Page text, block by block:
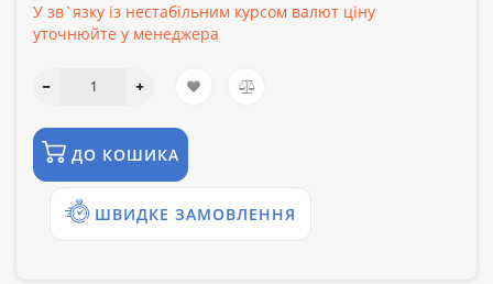
У зв`язку із нестабільним курсом валют ціну
уточнюйте у менеджера
ДО КОШИКА
ШВИДКЕ ЗАМОВЛЕННЯ